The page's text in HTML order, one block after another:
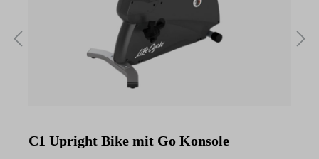
C1 Upright Bike mit Go Konsole